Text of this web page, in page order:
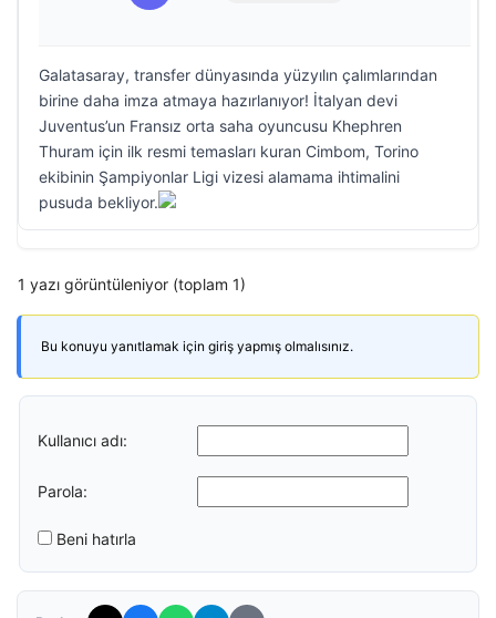
Galatasaray, transfer dünyasında yüzyılın çalımlarından
birine daha imza atmaya hazırlanıyor! İtalyan devi
Juventus’un Fransız orta saha oyuncusu Khephren
Thuram için ilk resmi temasları kuran Cimbom, Torino
ekibinin Şampiyonlar Ligi vizesi alamama ihtimalini
pusuda bekliyor.
1 yazı görüntüleniyor (toplam 1)
Bu konuyu yanıtlamak için giriş yapmış olmalısınız.
Kullanıcı adı:
Parola:
Beni hatırla